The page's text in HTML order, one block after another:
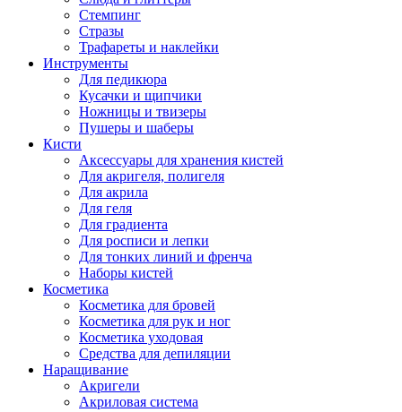
Стемпинг
Стразы
Трафареты и наклейки
Инструменты
Для педикюра
Кусачки и щипчики
Ножницы и твизеры
Пушеры и шаберы
Кисти
Аксессуары для хранения кистей
Для акригеля, полигеля
Для акрила
Для геля
Для градиента
Для росписи и лепки
Для тонких линий и френча
Наборы кистей
Косметика
Косметика для бровей
Косметика для рук и ног
Косметика уходовая
Средства для депиляции
Наращивание
Акригели
Акриловая система